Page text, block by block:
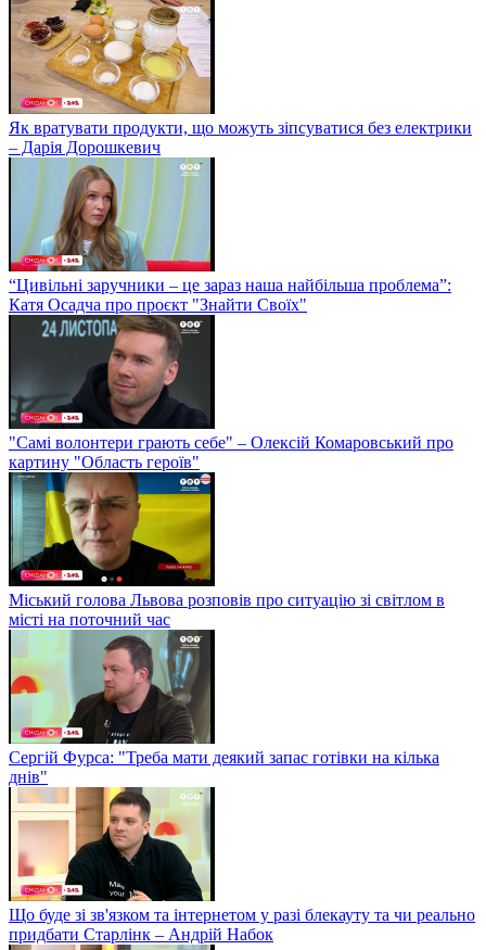
Як вратувати продукти, що можуть зіпсуватися без електрики
– Дарія Дорошкевич
“Цивільні заручники – це зараз наша найбільша проблема”:
Катя Осадча про проєкт "Знайти Своїх"
"Самі волонтери грають себе" – Олексій Комаровський про
картину "Область героїв"
Міський голова Львова розповів про ситуацію зі світлом в
місті на поточний час
Сергій Фурса: "Треба мати деякий запас готівки на кілька
днів"
Що буде зі зв'язком та інтернетом у разі блекауту та чи реально
придбати Старлінк – Андрій Набок